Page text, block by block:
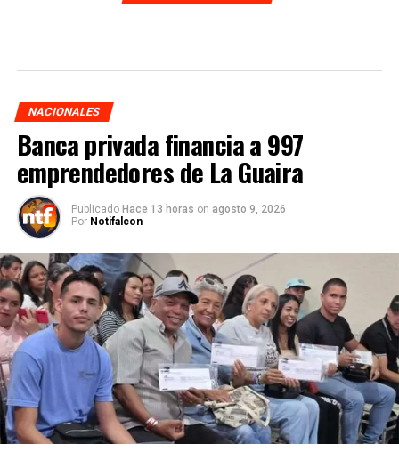
NACIONALES
Banca privada financia a 997
emprendedores de La Guaira
Publicado Hace 13 horas on agosto 9, 2026
Por Notifalcon